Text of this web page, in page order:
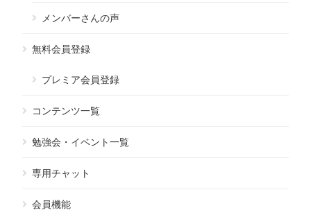
メンバーさんの声
無料会員登録
プレミア会員登録
コンテンツ一覧
勉強会・イベント一覧
専用チャット
会員機能